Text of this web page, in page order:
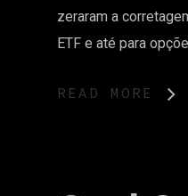
zeraram a
ETF e até para
READ MORE